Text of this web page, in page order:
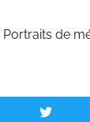
Portraits de